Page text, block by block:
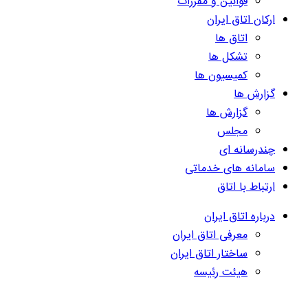
ارکان اتاق ایران
اتاق ها
تشکل ها
کمیسیون ها
گزارش ها
گزارش ها
مجلس
چندرسانه ای
سامانه های خدماتی
ارتباط با اتاق
درباره اتاق ایران
معرفی اتاق ایران
ساختار اتاق ایران
هیئت رئیسه